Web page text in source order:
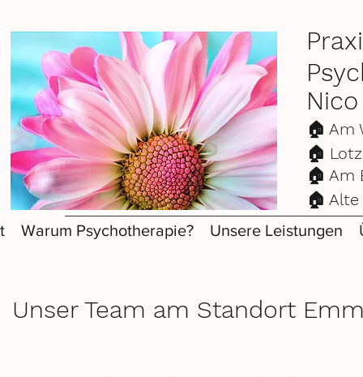
🏠
🏠
🏠
🏠
Warum Psychotherapie? Unsere Leistungen
Unser Team am Standort